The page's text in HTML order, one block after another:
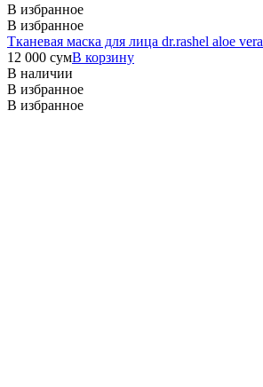
В избранное
В избранное
Тканевая маска для лица dr.rashel aloe vera
12 000 сумВ корзину
В наличии
В избранное
В избранное